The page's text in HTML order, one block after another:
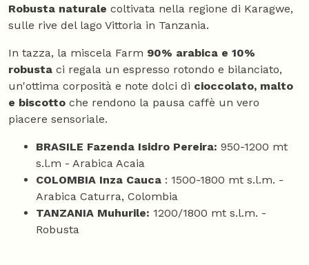
Robusta naturale coltivata nella regione di Karagwe,
sulle rive del lago Vittoria in Tanzania.
In tazza, la miscela Farm 90% arabica e 10%
robusta ci regala un espresso rotondo e bilanciato,
un'ottima corposità e note dolci di cioccolato, malto
e biscotto che rendono la pausa caffè un vero
piacere sensoriale.
BRASILE Fazenda Isidro Pereira: 950-1200 mt
s.l.m - Arabica Acaia
COLOMBIA Inza Cauca : 1500-1800 mt s.l.m. -
Arabica Caturra, Colombia
TANZANIA Muhurile: 1200/1800 mt s.l.m. -
Robusta